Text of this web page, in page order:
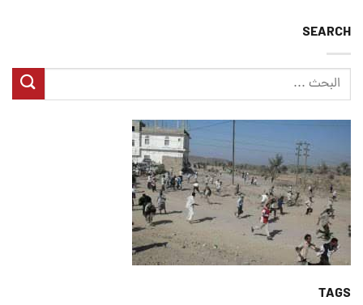
SEARCH
TAGS